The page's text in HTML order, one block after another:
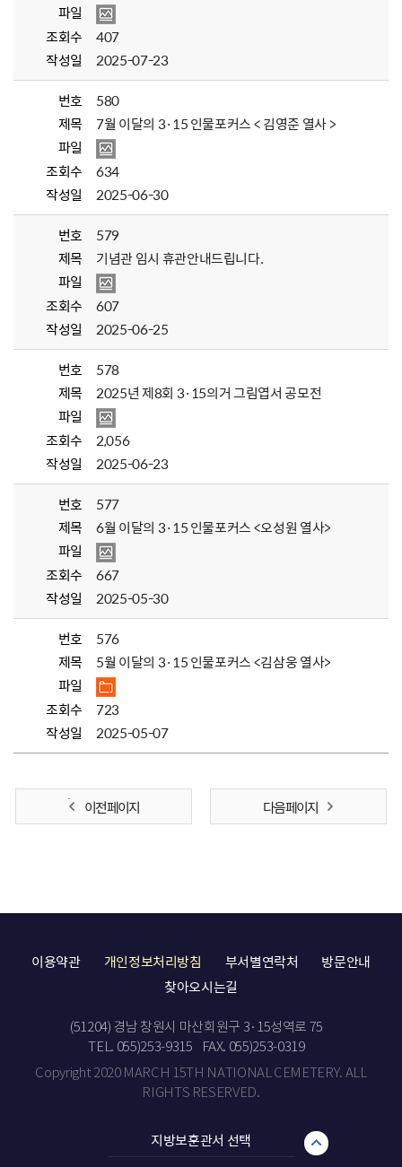
파일
조회수
407
작성일
2025-07-23
번호
580
제목
7월 이달의 3·15 인물포커스 < 김영준 열사 >
파일
조회수
634
작성일
2025-06-30
번호
579
제목
기념관 임시 휴관안내드립니다.
파일
조회수
607
작성일
2025-06-25
번호
578
제목
2025년 제8회 3·15의거 그림엽서 공모전
파일
조회수
2,056
작성일
2025-06-23
번호
577
제목
6월 이달의 3·15 인물포커스 <오성원 열사>
파일
조회수
667
작성일
2025-05-30
번호
576
제목
5월 이달의 3·15 인물포커스 <김삼웅 열사>
파일
조회수
723
작성일
2025-05-07
이전 페이지 다음 페이지
이용약관 개인정보처리방침 부서별연락처
방문안내
찾아오시는길
(51204) 경남 창원시 마산회원구 3·15성역로 75
TEL. 055)253-9315
FAX. 055)253-0319
Copyright 2020 MARCH 15TH NATIONAL CEMETERY. ALL
RIGHTS RESERVED.
지방보훈관서 선택